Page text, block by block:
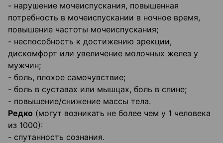
- нарушение мочеиспускания, повышенная
потребность в мочеиспускании в ночное время,
повышение частоты мочеиспускания;
- неспособность к достижению эрекции,
дискомфорт или увеличение молочных желез у
мужчин;
- боль, плохое самочувствие;
- боль в суставах или мышцах, боль в спине;
- повышение/снижение массы тела.
Редко (могут возникать не более чем у 1 человека
из 1000):
- спутанность сознания.